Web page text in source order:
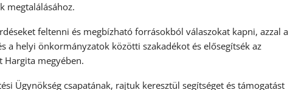
megtalálásához.
feltenni és megbízható forrásokból válaszokat kapni, azzal a
a helyi önkormányzatok közötti szakadékot és elősegítsék az
Hargita megyében.
Ügynökség csapatának, rajtuk keresztül segítséget és támogatást